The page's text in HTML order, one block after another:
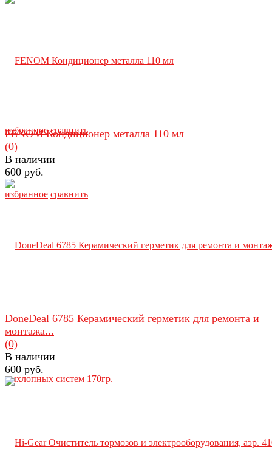
избранное сравнить
избранное сравнить
FENOM Кондиционер металла 110 мл
(0)
В наличии
600 руб.
DoneDeal 6785 Керамический герметик для ремонта и
монтажа...
(0)
В наличии
600 руб.